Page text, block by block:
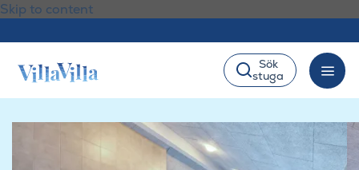
Skip to content
Sök
stuga